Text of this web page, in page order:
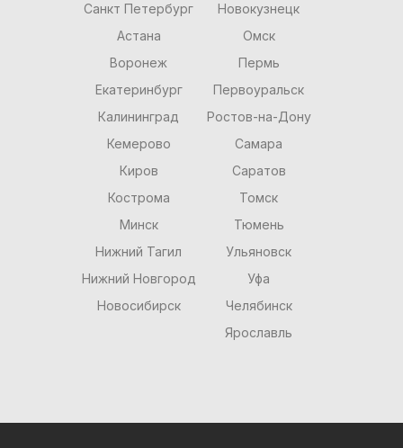
Санкт Петербург
Астана
Воронеж
Екатеринбург
Калининград
Кемерово
Киров
Кострома
Минск
Нижний Тагил
Нижний Новгород
Новосибирск
Новокузнецк
Омск
Пермь
Первоуральск
Ростов-на-Дону
Самара
Саратов
Томск
Тюмень
Ульяновск
Уфа
Челябинск
Ярославль